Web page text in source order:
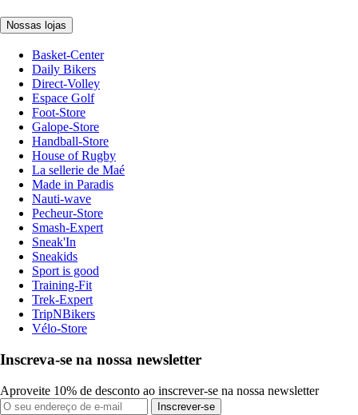
Nossas lojas
Basket-Center
Daily Bikers
Direct-Volley
Espace Golf
Foot-Store
Galope-Store
Handball-Store
House of Rugby
La sellerie de Maé
Made in Paradis
Nauti-wave
Pecheur-Store
Smash-Expert
Sneak'In
Sneakids
Sport is good
Training-Fit
Trek-Expert
TripNBikers
Vélo-Store
Inscreva-se na nossa newsletter
Aproveite 10% de desconto ao inscrever-se na nossa newsletter
Inscrever-se